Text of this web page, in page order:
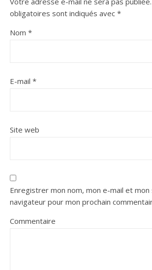
obligatoires sont indiqués avec *
Nom *
E-mail *
Site web
Enregistrer mon nom, mon e-mail et mon
navigateur pour mon prochain
Commentaire